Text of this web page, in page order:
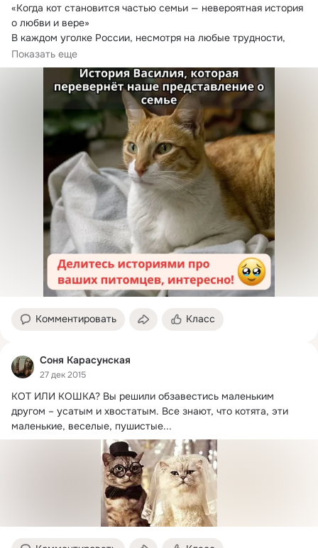
«Когда кот становится частью семьи — невероятная история
о любви и вере»
В каждом уголке России, несмотря на любые трудности,
живут...
Показать еще
Комментировать Класс
Соня Карасунская
27 дек 2015
КОТ ИЛИ КОШКА? Вы решили обзавестись маленьким
другом – усатым и хвостатым. Все знают, что котята, эти
маленькие, веселые, пушистые...